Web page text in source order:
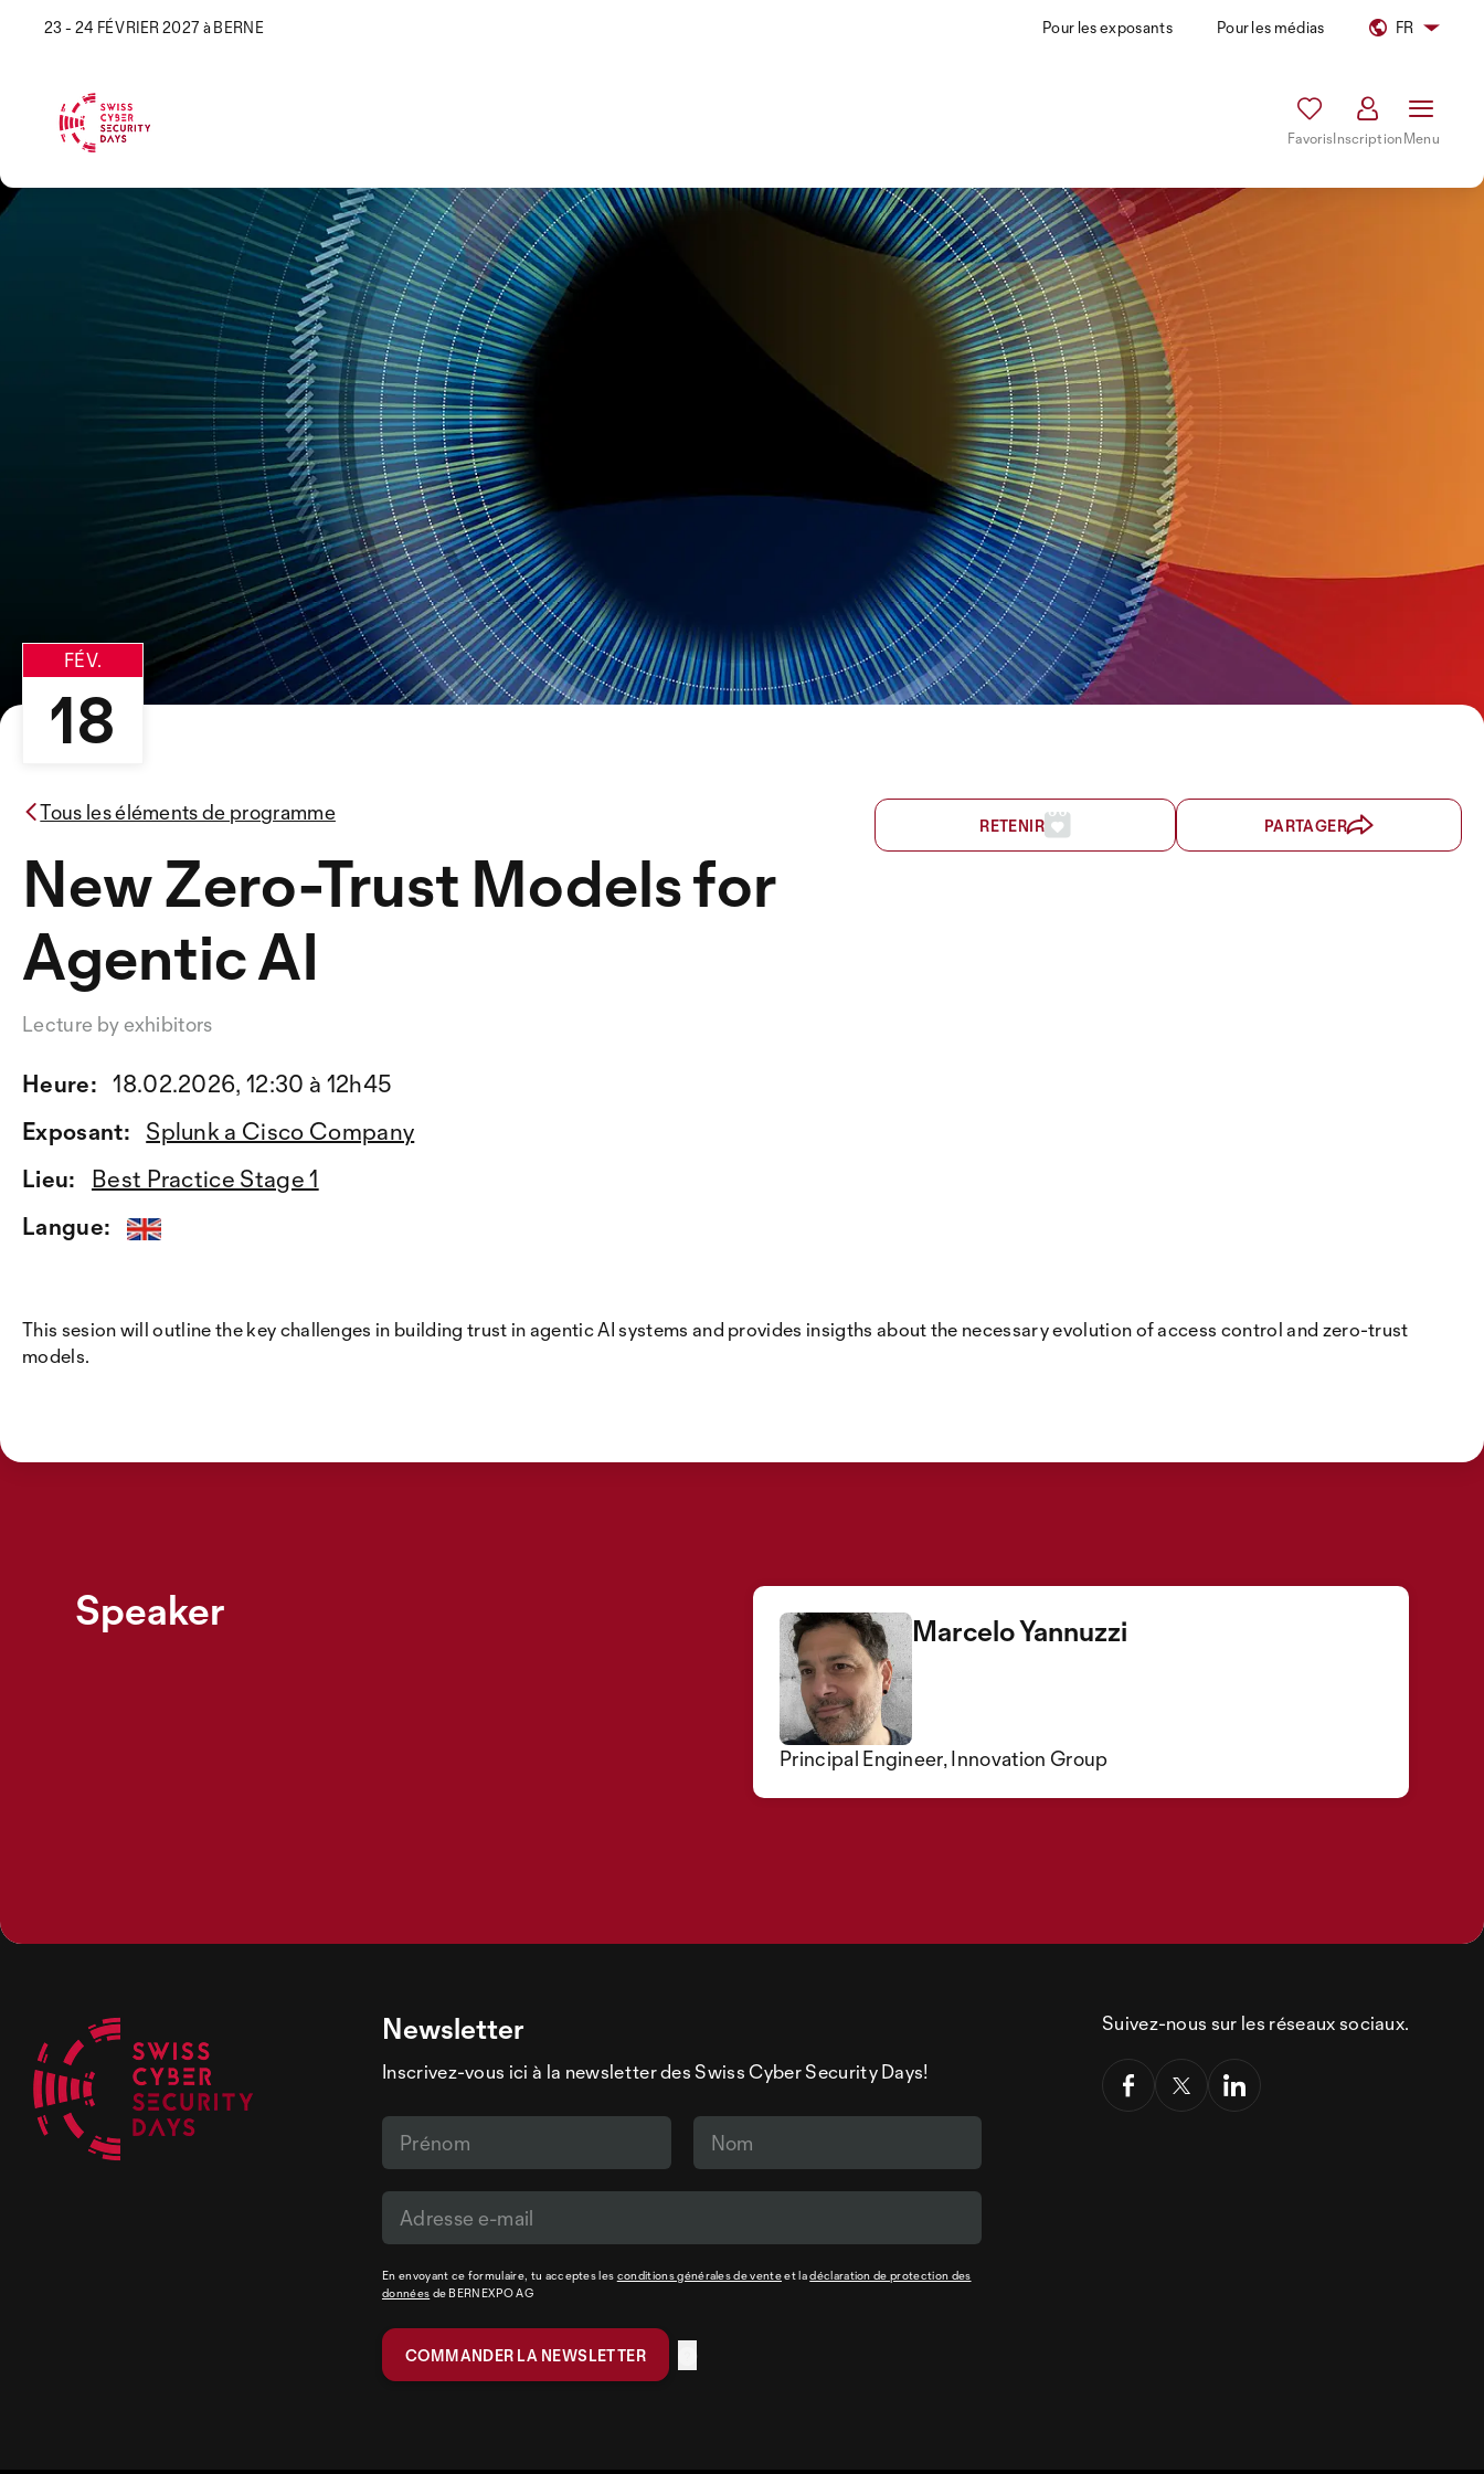
23 - 24 FÉVRIER 2027 à BERNE Pour les exposants Pour les médias FR
FavorisInscriptionMenu
FÉV.
18
Tous les éléments de programme
New Zero-Trust Models for
Agentic AI
Lecture by exhibitors
Heure: 18.02.2026, 12:30 à 12h45
Exposant:
Splunk a Cisco Company
Lieu:
Best Practice Stage 1
Langue:
RETENIR PARTAGER
This sesion will outline the key challenges in building trust in agentic AI systems and provides insigths about the necessary evolution of access control and zero-trust
models.
Speaker Marcelo Yannuzzi
Principal Engineer, Innovation Group
Newsletter
Inscrivez-vous ici à la newsletter des Swiss Cyber Security Days!
En envoyant ce formulaire, tu acceptes les conditions générales de venteet ladéclaration de protection des
données de BERNEXPO AG
Suivez-nous sur les réseaux sociaux.